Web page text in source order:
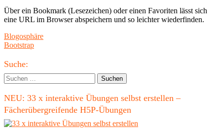
Über ein Bookmark (Lesezeichen) oder einen Favoriten lässt sich
eine URL im Browser abspeichern und so leichter wiederfinden.
Beitragsnavigation
Vorheriger
Beitrag:
Blogosphäre
Nächster
Bootstrap
Haupt-
Seitenleiste
Suche:
Suchen
nach:
NEU: 33 x interaktive Übungen selbst erstellen –
Fächerübergreifende H5P-Übungen